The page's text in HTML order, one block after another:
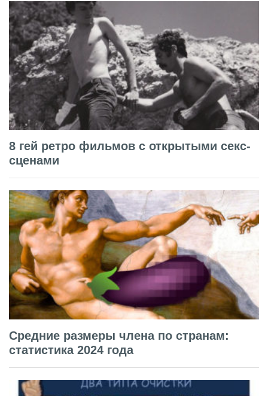
8 гей ретро фильмов с открытыми секс-
сценами
Средние размеры члена по странам:
статистика 2024 года